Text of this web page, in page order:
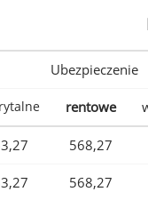
Ubezpieczenie
rentowe
568,27
568,27